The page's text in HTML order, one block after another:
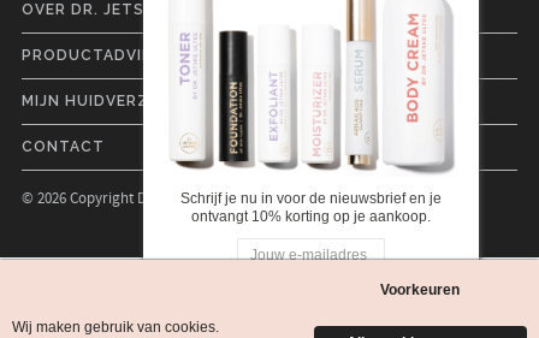
OVER DR. JETSKE ULTEE
PRODUCTADVIES
MIJN HUIDVERZORGINGSLIJN
CONTACT
© 2026 Copyright Dr. Jetske Ultee |Cookies|Privacyverklaring
Schrijf je nu in voor de nieuwsbrief en je
ontvangt 10% korting op je aankoop.